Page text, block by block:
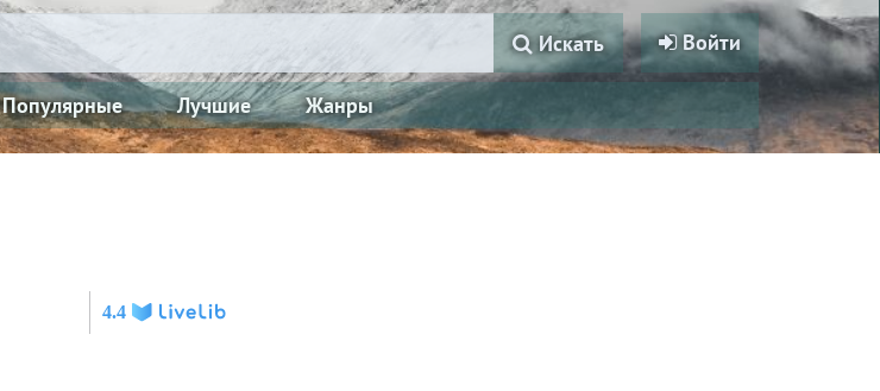
Войти
Искать
Популярные Лучшие Жанры
4.4